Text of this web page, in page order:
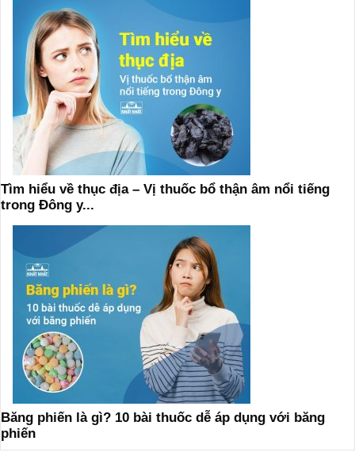
Tìm hiểu về thục địa – Vị thuốc bổ thận âm nổi tiếng
trong Đông y...
Băng phiến là gì? 10 bài thuốc dễ áp dụng với băng
phiến